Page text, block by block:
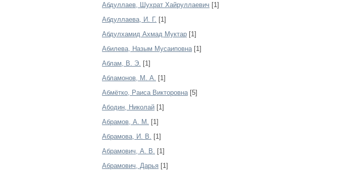
Абдуллаев, Шухрат Хайруллаевич [1]
Абдуллаева, И. Г. [1]
Абдулхамид Ахмад Муктар [1]
Абилева, Назым Мусаиповна[1]
Аблам, В. Э. [1]
Абламонов, М. А. [1]
Абмётко, Раиса Викторовна[5]
Абодин, Николай [1]
Абрамов, А. М. [1]
Абрамова, И. В. [1]
Абрамович, А. В. [1]
Абрамович, Дарья [1]